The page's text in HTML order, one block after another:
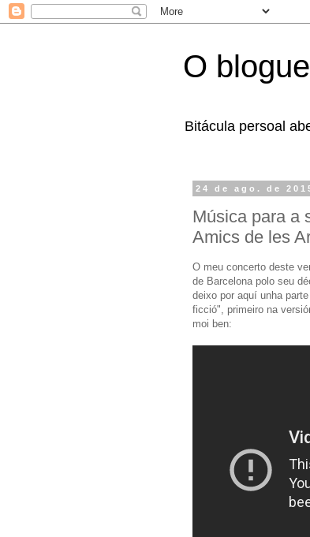
O
Bitácula persoal
24 de ago. de
Música para a
Amics de les
O meu concerto deste
de Barcelona polo seu
deixo por aquí unha
ficció", primeiro na
moi ben: